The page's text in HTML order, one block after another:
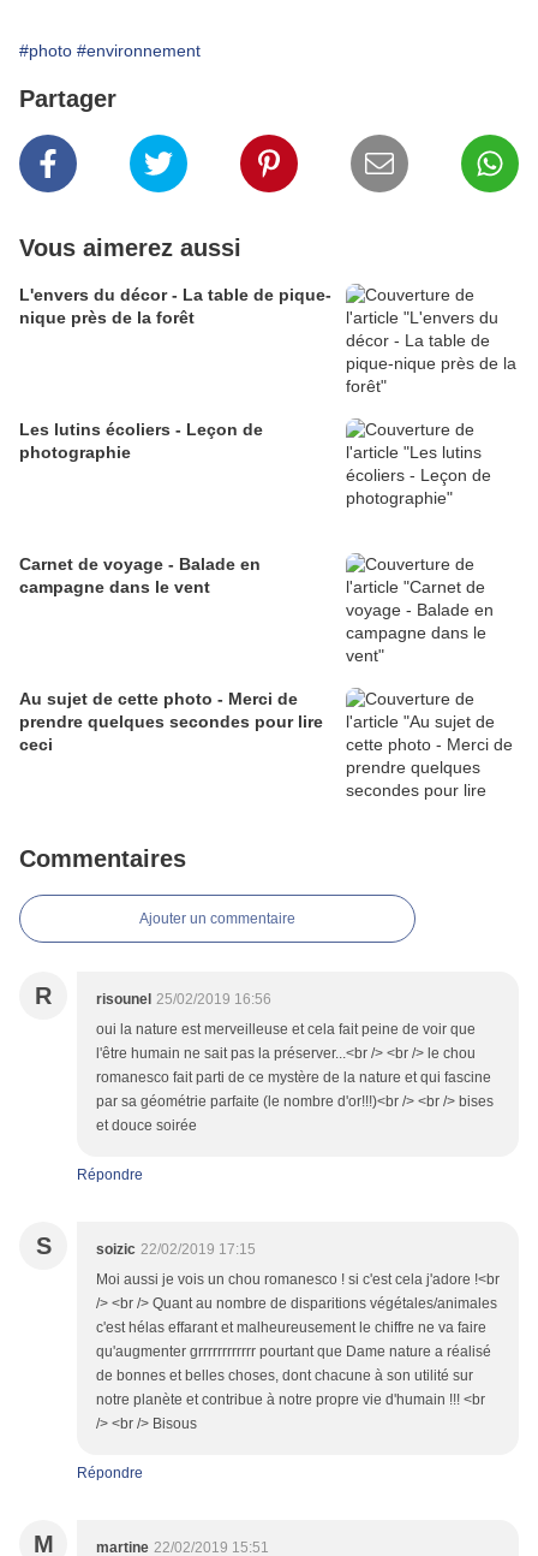
#photo #environnement
Partager
Vous aimerez aussi
L'envers du décor - La table de pique-
nique près de la forêt
Les lutins écoliers - Leçon de
photographie
Carnet de voyage - Balade en
campagne dans le vent
Au sujet de cette photo - Merci de
prendre quelques secondes pour lire
ceci
Commentaires
Ajouter un commentaire
R risounel 25/02/2019 16:56
oui la nature est merveilleuse et cela fait peine de voir que
l'être humain ne sait pas la préserver...<br /> <br /> le chou
romanesco fait parti de ce mystère de la nature et qui fascine
par sa géométrie parfaite (le nombre d'or!!!)<br /> <br /> bises
et douce soirée
Répondre
S soizic 22/02/2019 17:15
Moi aussi je vois un chou romanesco ! si c'est cela j'adore !<br
/> <br /> Quant au nombre de disparitions végétales/animales
c'est hélas effarant et malheureusement le chiffre ne va faire
qu'augmenter grrrrrrrrrrrr pourtant que Dame nature a réalisé
de bonnes et belles choses, dont chacune à son utilité sur
notre planète et contribue à notre propre vie d'humain !!! <br
/> <br /> Bisous
Répondre
M martine 22/02/2019 15:51